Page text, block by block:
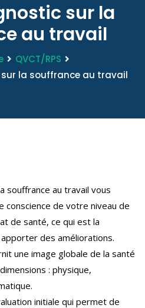
sur la
au travail
QVCT/RPS
la souffrance au travail
souffrance au travail vous
de votre niveau de
de santé, ce qui est la
des améliorations.
une image globale de la santé
: physique,
initiale qui permet de